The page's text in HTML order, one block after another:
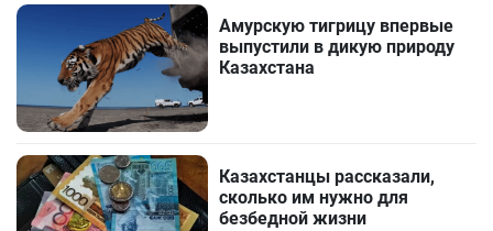
Амурскую тигрицу впервые
выпустили в дикую природу
Казахстана
Казахстанцы рассказали,
сколько им нужно для
безбедной жизни